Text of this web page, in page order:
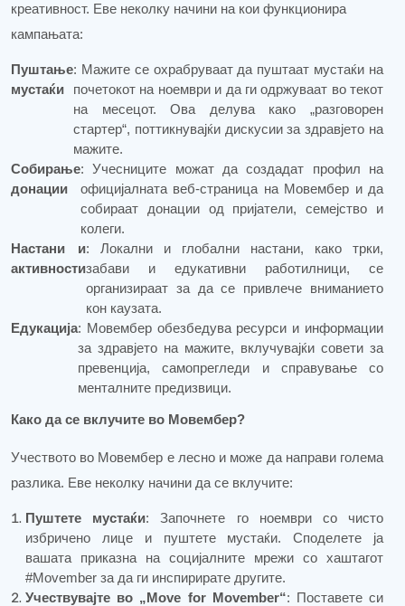
креативност. Еве неколку начини на кои функционира
кампањата:
Пуштање
мустаќи
: Мажите се охрабруваат да пуштаат мустаќи на
почетокот на ноември и да ги одржуваат во текот
на месецот. Ова делува како „разговорен
стартер“, поттикнувајќи дискусии за здравјето на
мажите.
Собирање
донации
: Учесниците можат да создадат профил на
официјалната веб-страница на Мовембер и да
собираат донации од пријатели, семејство и
колеги.
Настани и
активности
: Локални и глобални настани, како трки,
забави и едукативни работилници, се
организираат за да се привлече вниманието
кон каузата.
Едукација: Мовембер обезбедува ресурси и информации
за здравјето на мажите, вклучувајќи совети за
превенција, самопрегледи и справување со
менталните предизвици.
Како да се вклучите во Мовембер?
Учеството во Мовембер е лесно и може да направи голема
разлика. Еве неколку начини да се вклучите:
Пуштете мустаќи: Започнете го ноември со чисто
избричено лице и пуштете мустаќи. Споделете ја
вашата приказна на социјалните мрежи со хаштагот
#Movember за да ги инспирирате другите.
Учествувајте во „Move for Movember“: Поставете си